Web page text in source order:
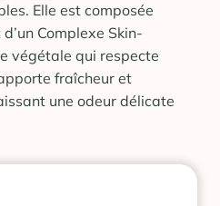
Elle est composée
Complexe Skin-
végétale qui respecte
fraîcheur et
une odeur délicate